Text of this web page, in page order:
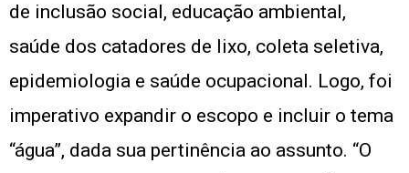
de inclusão social, educação ambiental,
saúde dos catadores de lixo, coleta seletiva,
epidemiologia e saúde ocupacional. Logo, foi
imperativo expandir o escopo e incluir o tema
“água”, dada sua pertinência ao assunto. “O